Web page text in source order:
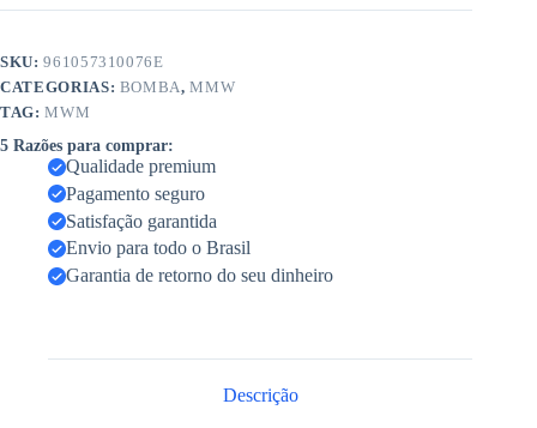
SKU:961057310076E
CATEGORIAS: BOMBA,MMW
TAG:MWM
5 Razões para comprar:
Qualidade premium
Pagamento seguro
Satisfação garantida
Envio para todo o Brasil
Garantia de retorno do seu dinheiro
Descrição